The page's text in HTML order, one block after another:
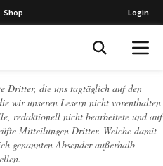
Shop Login
Dritter, die uns tagtäglich auf den
wir unseren Lesern nicht vorenthalten
redaktionell nicht bearbeitete und auf
Mitteilungen Dritter. Welche damit
genannten Absender außerhalb